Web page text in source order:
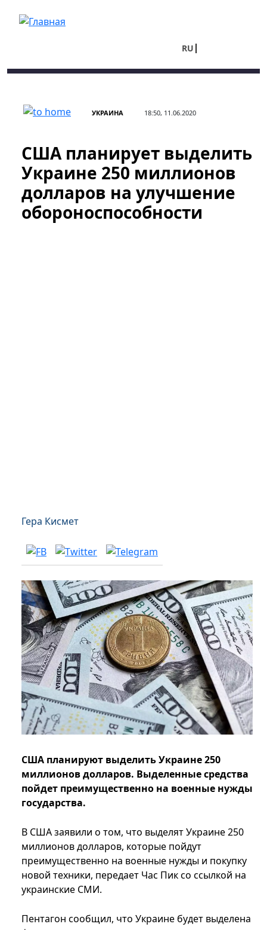
RU
УКРАИНА 18:50, 11.06.2020
США планирует выделить
Украине 250 миллионов
долларов на улучшение
обороноспособности
Гера Кисмет
США планируют выделить Украине 250
миллионов долларов. Выделенные средства
пойдет преимущественно на военные нужды
государства.
В США заявили о том, что выделят Украине 250
миллионов долларов, которые пойдут
преимущественно на военные нужды и покупку
новой техники, передает Час Пик со ссылкой на
украинские СМИ.
Пентагон сообщил, что Украине будет выделена